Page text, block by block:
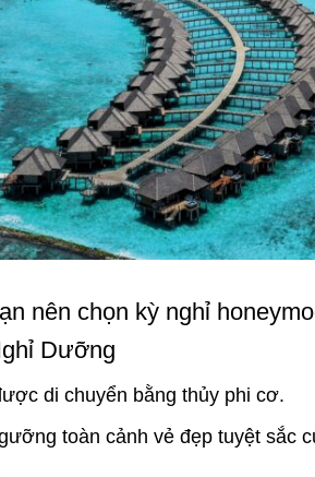
nên chọn kỳ nghỉ
Dưỡng
di chuyển bằng thủy phi cơ.
toàn cảnh vẻ đẹp tuyệt sắc